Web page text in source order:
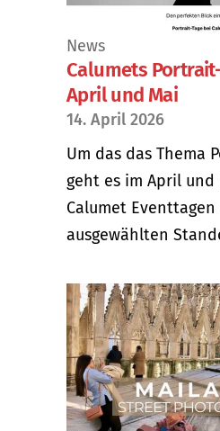
News
Calumets
April und Mai
14. April 2026
Um das das Thema
geht es im April und
Calumet Eventtagen
ausgewählten